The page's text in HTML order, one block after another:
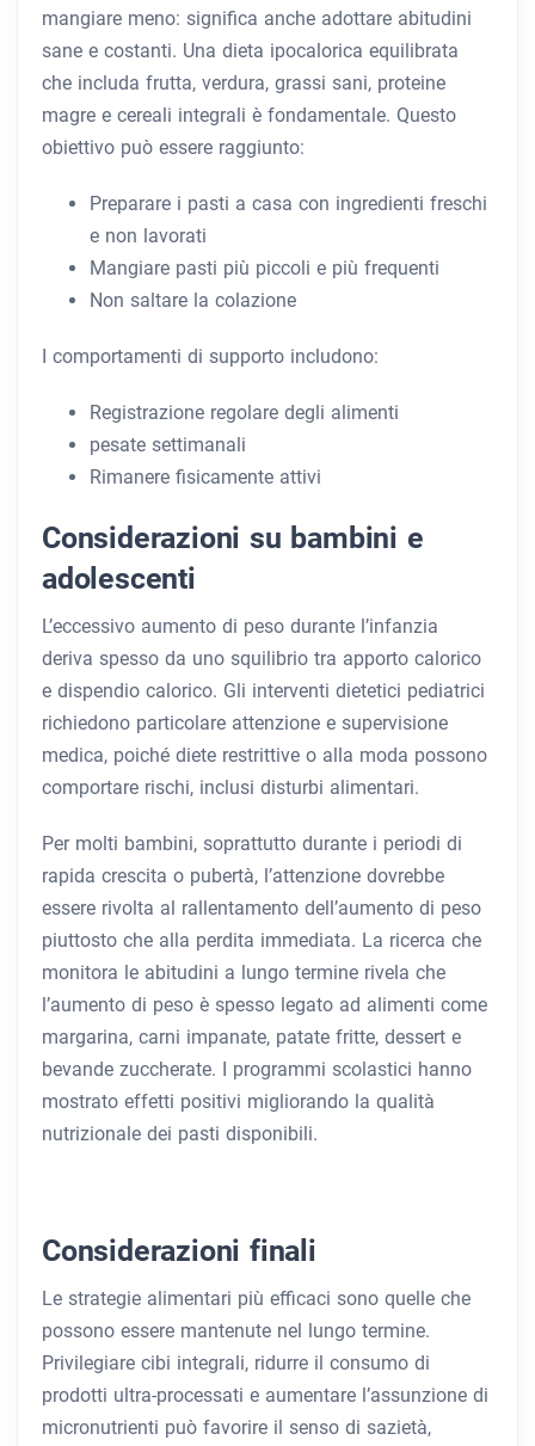
mangiare meno: significa anche adottare abitudini
sane e costanti. Una dieta ipocalorica equilibrata
che includa frutta, verdura, grassi sani, proteine ​​
magre e cereali integrali è fondamentale. Questo
obiettivo può essere raggiunto:
Preparare i pasti a casa con ingredienti freschi
e non lavorati
Mangiare pasti più piccoli e più frequenti
Non saltare la colazione
I comportamenti di supporto includono:
Registrazione regolare degli alimenti
pesate settimanali
Rimanere fisicamente attivi
Considerazioni su bambini e
adolescenti
L’eccessivo aumento di peso durante l’infanzia
deriva spesso da uno squilibrio tra apporto calorico
e dispendio calorico. Gli interventi dietetici pediatrici
richiedono particolare attenzione e supervisione
medica, poiché diete restrittive o alla moda possono
comportare rischi, inclusi disturbi alimentari.
Per molti bambini, soprattutto durante i periodi di
rapida crescita o pubertà, l’attenzione dovrebbe
essere rivolta al rallentamento dell’aumento di peso
piuttosto che alla perdita immediata. La ricerca che
monitora le abitudini a lungo termine rivela che
l’aumento di peso è spesso legato ad alimenti come
margarina, carni impanate, patate fritte, dessert e
bevande zuccherate. I programmi scolastici hanno
mostrato effetti positivi migliorando la qualità
nutrizionale dei pasti disponibili.
Considerazioni finali
Le strategie alimentari più efficaci sono quelle che
possono essere mantenute nel lungo termine.
Privilegiare cibi integrali, ridurre il consumo di
prodotti ultra-processati e aumentare l’assunzione di
micronutrienti può favorire il senso di sazietà,